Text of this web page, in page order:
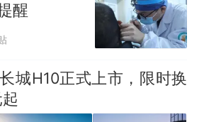
醒
城H10正式上市，限时换